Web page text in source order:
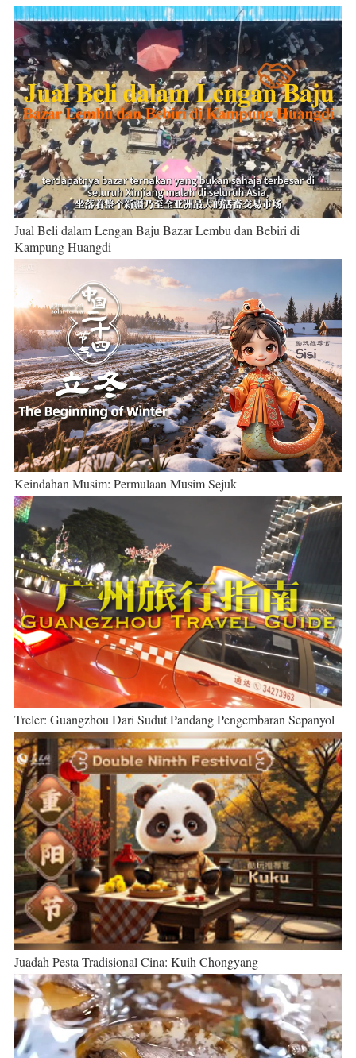
Jual Beli dalam Lengan Baju Bazar Lembu dan Bebiri di
Kampung Huangdi
Keindahan Musim: Permulaan Musim Sejuk
Treler: Guangzhou Dari Sudut Pandang Pengembaran Sepanyol
Juadah Pesta Tradisional Cina: Kuih Chongyang